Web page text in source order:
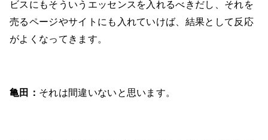
ビスにもそういうエッセンスを入れるべきだし、それを
売るページやサイトにも入れていけば、結果として反応
がよくなってきます。
亀田： それは間違いないと思います。